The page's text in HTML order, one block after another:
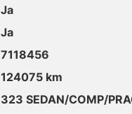
Ja
Ja
7118456
124075 km
323 SEDAN/COMP/